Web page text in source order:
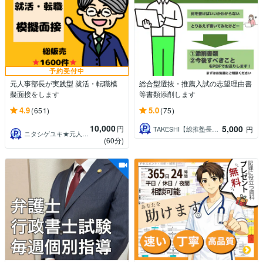
予約受付中
元人事部長が実践型 就活・転職模
擬面接をします
4.9(651)
ニタシゲユキ★元人事部長の就活・転職支援 10,000円
(60分)
総合型選抜・推薦入試の志望理由書
等書類添削します
5.0(75)
TAKESHI【総推塾長・元高校教員】 5,000 円